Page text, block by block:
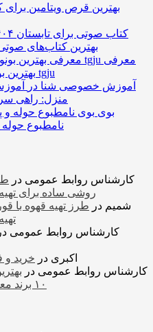
بهترین قرص ویتامین برای
بهترین کتاب‌های
معرفی
بهترین بونوس‌های فارکس در سایت tgju
آموزش خصوصی شنا در
منزل: راهی
بوی
نامطبوع حوله
کارشناس روابط عمومی در
روشی ساده برای
شمیم در طرز تهیه قهوه با
کارشناس روابط عمومی در
اکبری در خرید و
کارشناس روابط عمومی در
۱۰ برند معتبر آجیل و خشکبار در ایران